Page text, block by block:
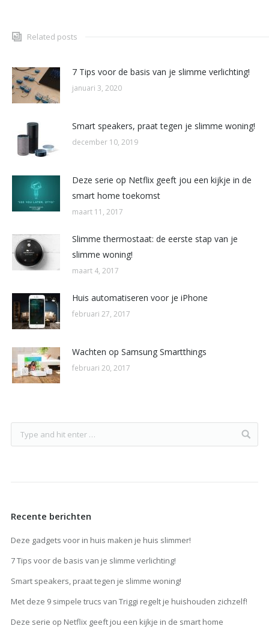
Related posts
7 Tips voor de basis van je slimme verlichting!
januari 3, 2020
Smart speakers, praat tegen je slimme woning!
december 10, 2019
Deze serie op Netflix geeft jou een kijkje in de
smart home toekomst
maart 11, 2017
Slimme thermostaat: de eerste stap van je
slimme woning!
maart 4, 2017
Huis automatiseren voor je iPhone
februari 27, 2017
Wachten op Samsung Smartthings
februari 20, 2017
Recente berichten
Deze gadgets voor in huis maken je huis slimmer!
7 Tips voor de basis van je slimme verlichting!
Smart speakers, praat tegen je slimme woning!
Met deze 9 simpele trucs van Triggi regelt je huishouden zichzelf!
Deze serie op Netflix geeft jou een kijkje in de smart home